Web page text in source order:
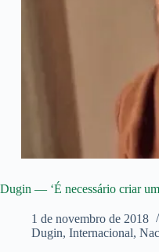
Dugin — ‘É necessário criar
1 de novembro de 2018
Dugin, Internacional,